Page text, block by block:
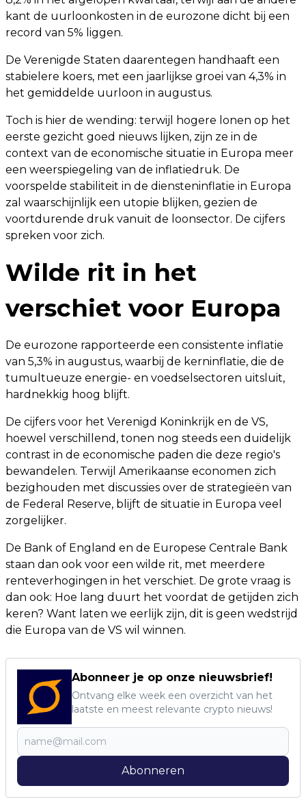
kant de uurloonkosten in de eurozone dicht bij een
record van 5% liggen.
De Verenigde Staten daarentegen handhaaft een
stabielere koers, met een jaarlijkse groei van 4,3% in
het gemiddelde uurloon in augustus.
Toch is hier de wending: terwijl hogere lonen op het
eerste gezicht goed nieuws lijken, zijn ze in de
context van de economische situatie in Europa meer
een weerspiegeling van de inflatiedruk. De
voorspelde stabiliteit in de diensteninflatie in Europa
zal waarschijnlijk een utopie blijken, gezien de
voortdurende druk vanuit de loonsector. De cijfers
spreken voor zich.
Wilde rit in het
verschiet voor Europa
De eurozone rapporteerde een consistente inflatie
van 5,3% in augustus, waarbij de kerninflatie, die de
tumultueuze energie- en voedselsectoren uitsluit,
hardnekkig hoog blijft.
De cijfers voor het Verenigd Koninkrijk en de VS,
hoewel verschillend, tonen nog steeds een duidelijk
contrast in de economische paden die deze regio's
bewandelen. Terwijl Amerikaanse economen zich
bezighouden met discussies over de strategieën van
de Federal Reserve, blijft de situatie in Europa veel
zorgelijker.
De Bank of England en de Europese Centrale Bank
staan dan ook voor een wilde rit, met meerdere
renteverhogingen in het verschiet. De grote vraag is
dan ook: Hoe lang duurt het voordat de getijden zich
keren? Want laten we eerlijk zijn, dit is geen wedstrijd
die Europa van de VS wil winnen.
Abonneer je op onze nieuwsbrief!
Ontvang elke week een overzicht van het
laatste en meest relevante crypto nieuws!
Abonneren